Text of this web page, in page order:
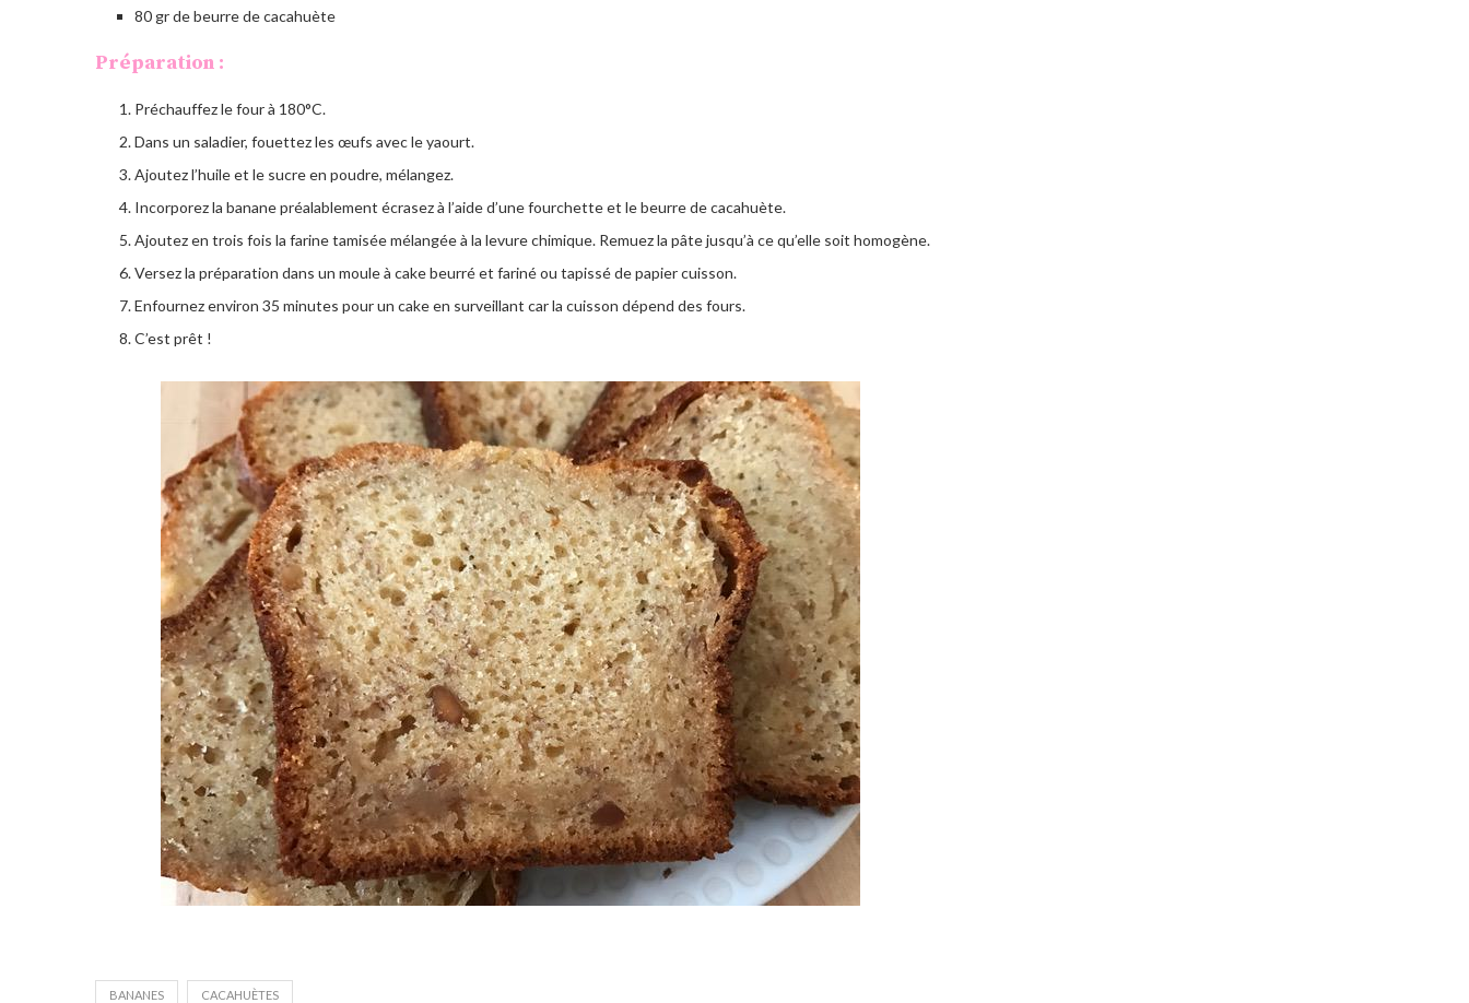
80 gr de beurre de cacahuète
Préparation :
Préchauffez le four à 180°C.
Dans un saladier, fouettez les œufs avec le yaourt.
Ajoutez l’huile et le sucre en poudre, mélangez.
Incorporez la banane préalablement écrasez à l’aide d’une fourchette et le beurre de cacahuète.
Ajoutez en trois fois la farine tamisée mélangée à la levure chimique. Remuez la pâte jusqu’à ce qu’elle soit homogène.
Versez la préparation dans un moule à cake beurré et fariné ou tapissé de papier cuisson.
Enfournez environ 35 minutes pour un cake en surveillant car la cuisson dépend des fours.
C’est prêt !
BANANES CACAHUÈTES